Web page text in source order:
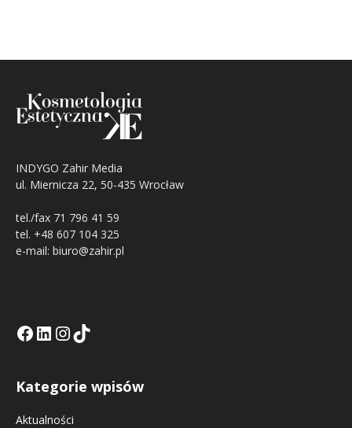
INDYGO Zahir Media
ul. Miernicza 22, 50-435 Wrocław
tel./fax 71 796 41 59
tel. +48 607 104 325
e-mail: biuro@zahir.pl
Facebook
LinkedIn
Tik Tok KEInstagramm KE
Kategorie wpisów
Aktualności